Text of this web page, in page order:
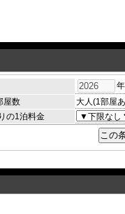
屋数
大人(1部屋
の1泊料金